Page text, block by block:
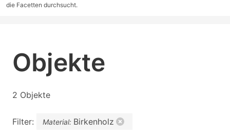
die Facetten durchsucht.
Objekte
2 Objekte
Filter: Material: Birkenholz